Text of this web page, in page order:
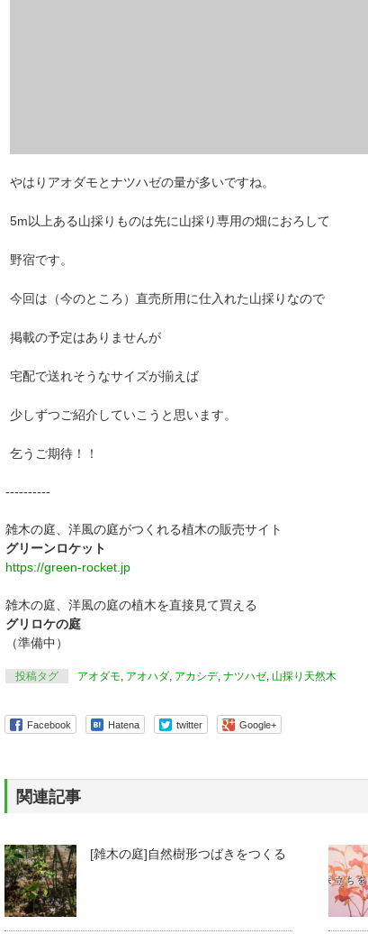
やはりアオダモとナツハゼの量が多いですね。
5m以上ある山採りものは先に山採り専用の畑におろして
野宿です。
今回は（今のところ）直売所用に仕入れた山採りなので
掲載の予定はありませんが
宅配で送れそうなサイズが揃えば
少しずつご紹介していこうと思います。
乞うご期待！！
----------
雑木の庭、洋風の庭がつくれる植木の販売サイト
グリーンロケット
https://green-rocket.jp
雑木の庭、洋風の庭の植木を直接見て買える
グリロケの庭
（準備中）
投稿タグ アオダモ, アオハダ, アカシデ, ナツハゼ, 山採り天然木
Facebook Hatena twitter Google+
関連記事
[雑木の庭]自然樹形つばきをつくる